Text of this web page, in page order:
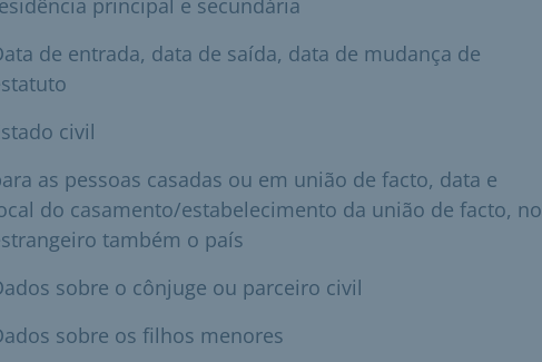
principal e secundária
de entrada, data de saída, data de mudança de
civil
as pessoas casadas ou em união de facto, data e
do casamento/estabelecimento da união de facto, no
também o país
sobre o cônjuge ou parceiro civil
sobre os filhos menores